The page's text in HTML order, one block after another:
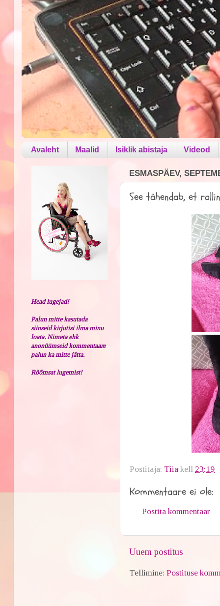
Avaleht Maalid Isiklik abistaja Videod
ESMASPÄEV,
See tähendab, et
Postitaja: Tiia kell 23:19
Kommentaare ei ole:
Postita kommentaar
Uuem postitus
Tellimine:Postituse
Head lugejad!
Palun mitte kasutada
siinseid kirjutisi ilma minu
loata. Nimeta ehk
anonüümseid kommentaare
palun ka mitte jätta.
Rõõmsat lugemist!